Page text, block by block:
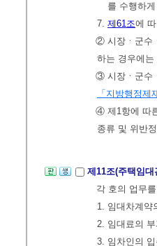
를 수행하
7. 제61조에
② 시장ㆍ군수
하는 경우에
③ 시장ㆍ군수
「지방행정
④ 제1항에 따
종류 및 위반
제11조(주택임
각 호의 업무
1. 임대차계약
2. 임대료의
3. 임차인의